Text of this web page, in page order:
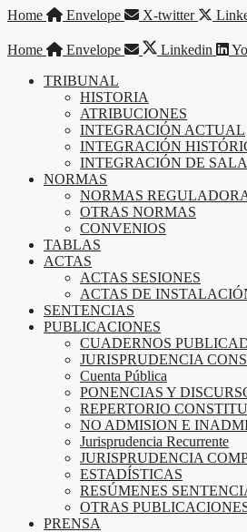
Saltar
contenido
Home Envelope X-twitter
Home Envelope Linkedin
TRIBUNAL
HISTORIA
ATRIBUCIONES
INTEGRACIÓN ACTUAL
INTEGRACIÓN
INTEGRACIÓN DE
NORMAS
NORMAS
OTRAS NORMAS
CONVENIOS
TABLAS
ACTAS
ACTAS SESIONES
ACTAS DE
SENTENCIAS
PUBLICACIONES
CUADERNOS
JURISPRUDENCIA
Cuenta Pública
PONENCIAS Y
REPERTORIO
NO ADMISION E
Jurisprudencia Recurrente
JURISPRUDENCIA
ESTADÍSTICAS
RESÚMENES
OTRAS
PRENSA